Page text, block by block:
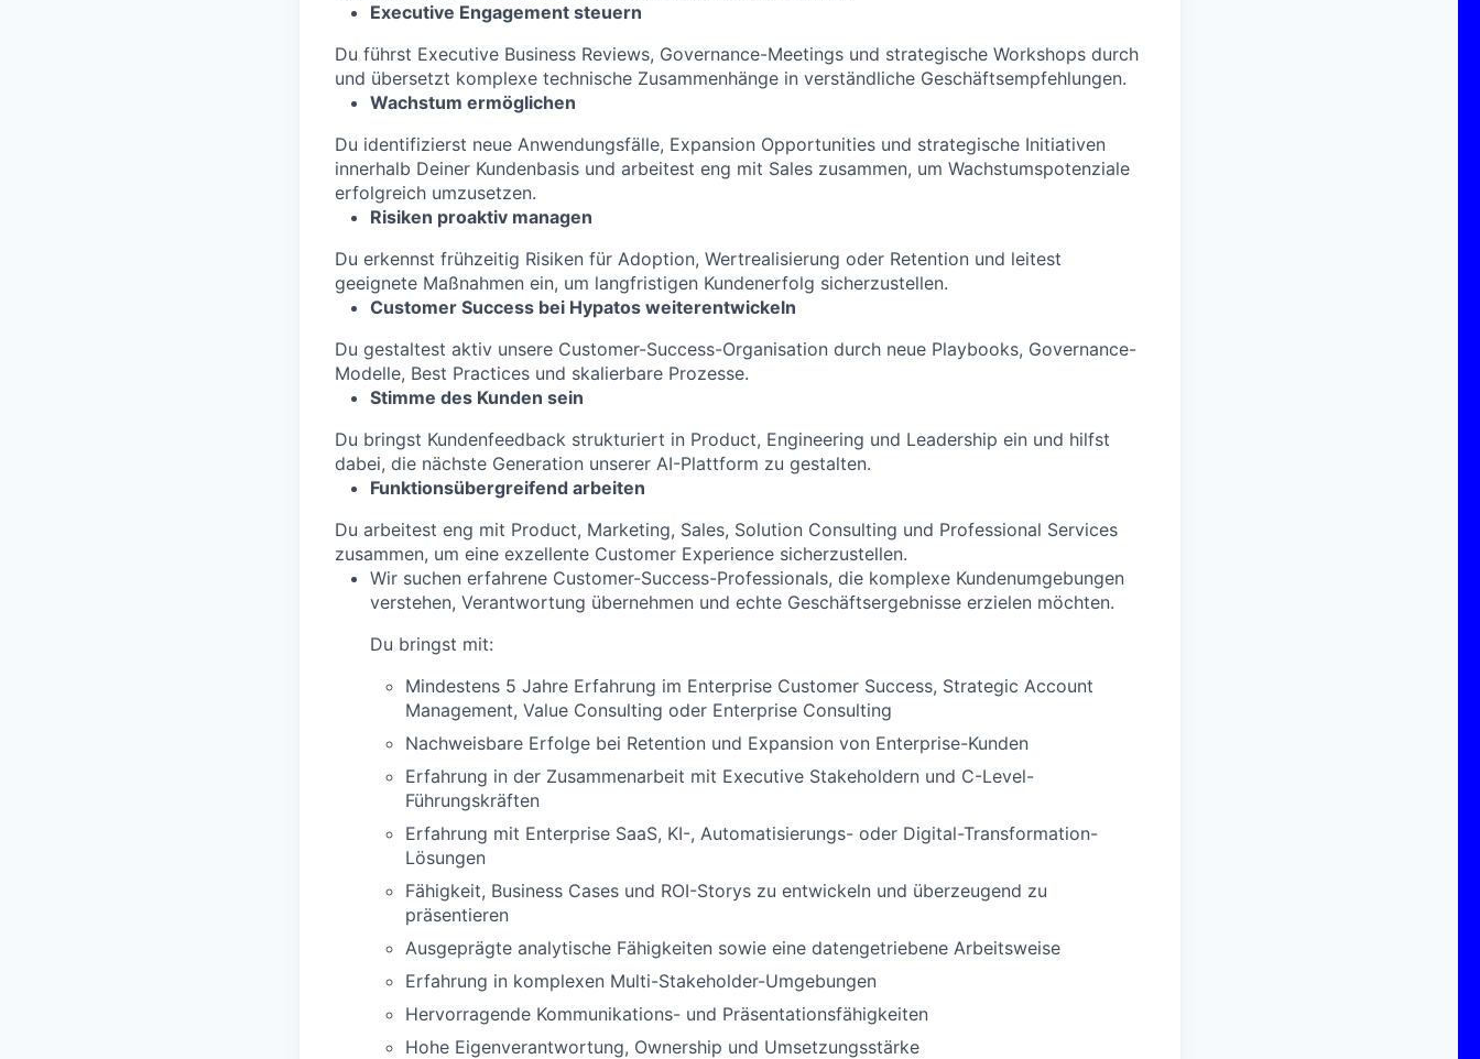
Executive Engagement steuern
Du führst Executive Business Reviews, Governance-Meetings und strategische Workshops durch
und übersetzt komplexe technische Zusammenhänge in verständliche Geschäftsempfehlungen.
Wachstum ermöglichen
Du identifizierst neue Anwendungsfälle, Expansion Opportunities und strategische Initiativen
innerhalb Deiner Kundenbasis und arbeitest eng mit Sales zusammen, um Wachstumspotenziale
erfolgreich umzusetzen.
Risiken proaktiv managen
Du erkennst frühzeitig Risiken für Adoption, Wertrealisierung oder Retention und leitest
geeignete Maßnahmen ein, um langfristigen Kundenerfolg sicherzustellen.
Customer Success bei Hypatos weiterentwickeln
Du gestaltest aktiv unsere Customer-Success-Organisation durch neue Playbooks, Governance-
Modelle, Best Practices und skalierbare Prozesse.
Stimme des Kunden sein
Du bringst Kundenfeedback strukturiert in Product, Engineering und Leadership ein und hilfst
dabei, die nächste Generation unserer AI-Plattform zu gestalten.
Funktionsübergreifend arbeiten
Du arbeitest eng mit Product, Marketing, Sales, Solution Consulting und Professional Services
zusammen, um eine exzellente Customer Experience sicherzustellen.
Wir suchen erfahrene Customer-Success-Professionals, die komplexe Kundenumgebungen
verstehen, Verantwortung übernehmen und echte Geschäftsergebnisse erzielen möchten.
Du bringst mit:
Mindestens 5 Jahre Erfahrung im Enterprise Customer Success, Strategic Account
Management, Value Consulting oder Enterprise Consulting
Nachweisbare Erfolge bei Retention und Expansion von Enterprise-Kunden
Erfahrung in der Zusammenarbeit mit Executive Stakeholdern und C-Level-
Führungskräften
Erfahrung mit Enterprise SaaS, KI-, Automatisierungs- oder Digital-Transformation-
Lösungen
Fähigkeit, Business Cases und ROI-Storys zu entwickeln und überzeugend zu
präsentieren
Ausgeprägte analytische Fähigkeiten sowie eine datengetriebene Arbeitsweise
Erfahrung in komplexen Multi-Stakeholder-Umgebungen
Hervorragende Kommunikations- und Präsentationsfähigkeiten
Hohe Eigenverantwortung, Ownership und Umsetzungsstärke